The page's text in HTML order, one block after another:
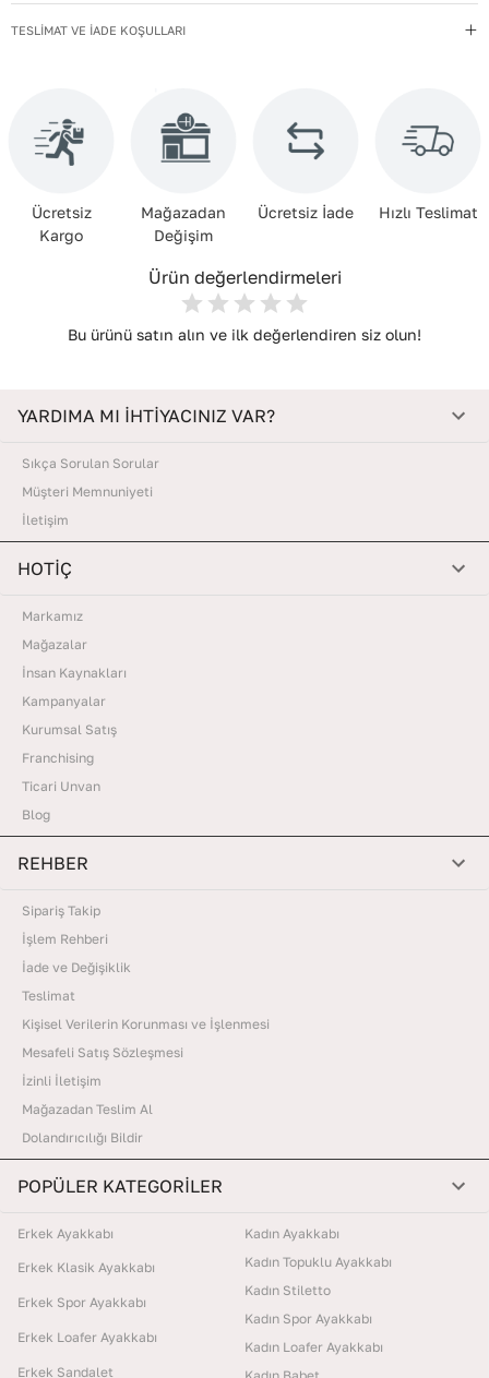
Menşei: Türkiye
TESLİMAT VE İADE KOŞULLARI
Ücretsiz
Kargo
Mağazadan
Değişim
Ücretsiz İade Hızlı Teslimat
Ürün değerlendirmeleri
Bu ürünü satın alın ve ilk değerlendiren siz olun!
YARDIMA MI İHTİYACINIZ VAR?
Sıkça Sorulan Sorular
Müşteri Memnuniyeti
İletişim
HOTİÇ
Markamız
Mağazalar
İnsan Kaynakları
Kampanyalar
Kurumsal Satış
Franchising
Ticari Unvan
Blog
REHBER
Sipariş Takip
İşlem Rehberi
İade ve Değişiklik
Teslimat
Kişisel Verilerin Korunması ve İşlenmesi
Mesafeli Satış Sözleşmesi
İzinli İletişim
Mağazadan Teslim Al
Dolandırıcılığı Bildir
POPÜLER KATEGORİLER
Erkek Ayakkabı
Erkek Klasik Ayakkabı
Erkek Spor Ayakkabı
Erkek Loafer Ayakkabı
Erkek Sandalet
Kadın Ayakkabı
Kadın Topuklu Ayakkabı
Kadın Stiletto
Kadın Spor Ayakkabı
Kadın Loafer Ayakkabı